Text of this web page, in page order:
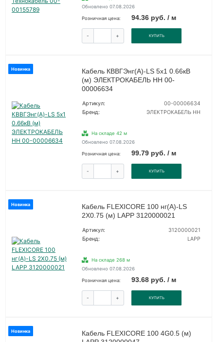
Обновлено 07.08.2026
Розничная цена: 94.36 руб. / м
- + КУПИТЬ
Новинка
Кабель КВВГЭнг(А)-LS 5х1 0.66кВ
(м) ЭЛЕКТРОКАБЕЛЬ НН 00-
00006634
Артикул:
00-00006634
Бренд:
ЭЛЕКТРОКАБЕЛЬ НН
На складе 42 м
Обновлено 07.08.2026
Розничная цена: 99.79 руб. / м
- + КУПИТЬ
Новинка
Кабель FLEXICORE 100 нг(А)-LS
2X0.75 (м) LAPP 3120000021
Артикул:
3120000021
Бренд:
LAPP
На складе 268 м
Обновлено 07.08.2026
Розничная цена: 93.68 руб. / м
- + КУПИТЬ
Новинка
Кабель FLEXICORE 100 4G0.5 (м)